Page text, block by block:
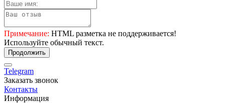
Примечание: HTML разметка не поддерживается!
Используйте обычный текст.
Продолжить
Telegram
Заказать звонок
Контакты
Информация